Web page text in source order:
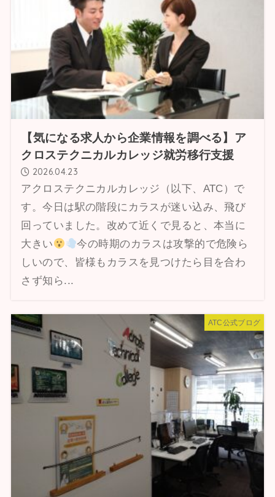
【気になる求人から企業情報を調べる】ア
クロステクニカルカレッジ就労移行支援
2026.04.23
アクロステクニカルカレッジ（以下、ATC）で
す。今日は駅の階段にカラスが迷い込み、飛び
回っていました。改めて近くで見ると、本当に
大きい
今の時期のカラスは攻撃的で危険ら
しいので、皆様もカラスを見つけたら目を合わ
さず知ら...
ATC公式ブログ